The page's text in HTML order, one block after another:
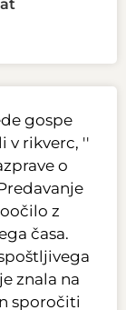
gospe
v rikverc, ''
o
z
časa.
znala na
sporočiti